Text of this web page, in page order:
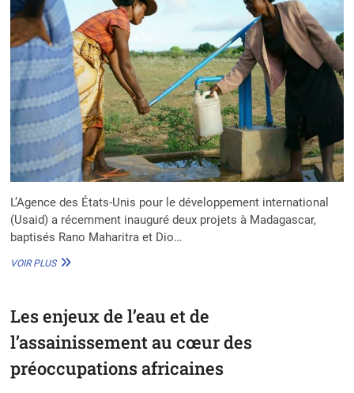
L’Agence des États-Unis pour le développement international
(Usaid) a récemment inauguré deux projets à Madagascar,
baptisés Rano Maharitra et Dio…
VOIR PLUSMADAGASCAR
POUR
ACCÈS
À
Les enjeux de l’eau et de
l’assainissement au cœur des
préoccupations africaines